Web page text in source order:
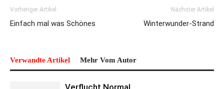
Vorheriger Artikel
Einfach mal was Schönes
Nächster Artikel
Winterwunder-Strand
Verwandte Artikel Mehr Vom Autor
Verflucht Normal